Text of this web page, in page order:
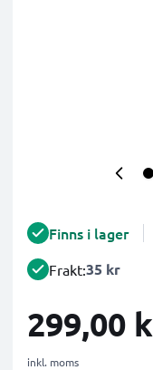
Finns i lager
Frakt:35 kr
299,00
inkl. moms